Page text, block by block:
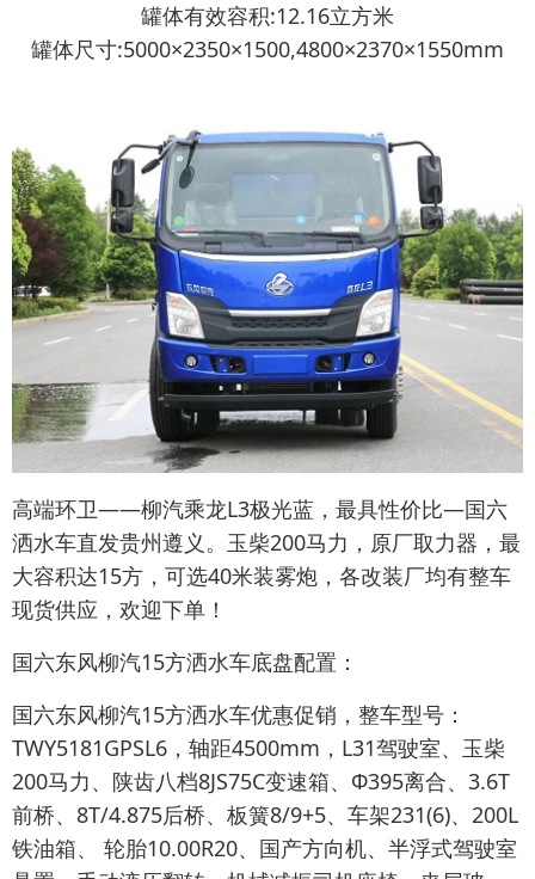
罐体有效容积:12.16立方米
罐体尺寸:5000×2350×1500,4800×2370×1550mm
高端环卫——柳汽乘龙L3极光蓝，最具性价比—国六
洒水车直发贵州遵义。玉柴200马力，原厂取力器，最
大容积达15方，可选40米装雾炮，各改装厂均有整车
现货供应，欢迎下单！
国六东风柳汽15方洒水车底盘配置：
国六东风柳汽15方洒水车优惠促销，整车型号：
TWY5181GPSL6，轴距4500mm，L31驾驶室、玉柴
200马力、陕齿八档8JS75C变速箱、Φ395离合、3.6T
前桥、8T/4.875后桥、板簧8/9+5、车架231(6)、200L
铁油箱、 轮胎10.00R20、国产方向机、半浮式驾驶室